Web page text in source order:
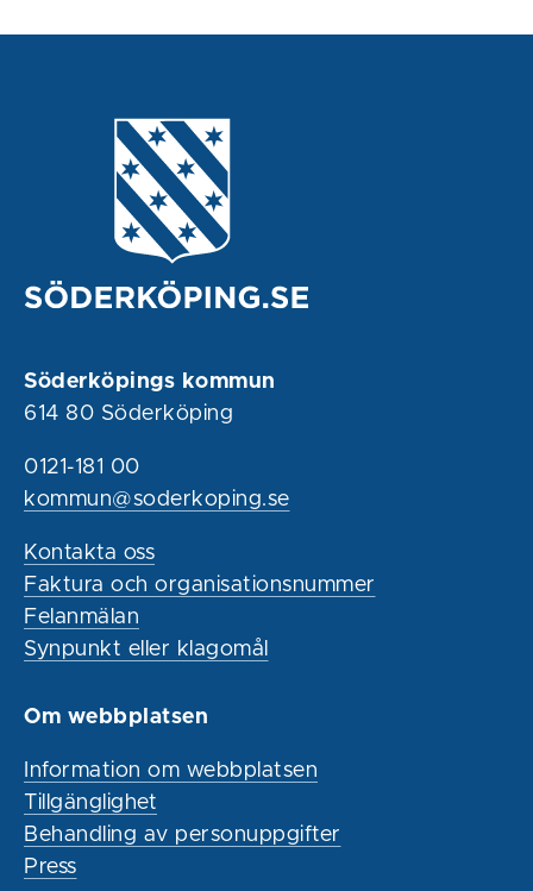
Söderköpings kommun
614 80 Söderköping
0121-181 00
kommun@soderkoping.se
Kontakta oss
Faktura och organisationsnummer
Felanmälan
Synpunkt eller klagomål
Om webbplatsen
Information om webbplatsen
Tillgänglighet
Behandling av personuppgifter
Press